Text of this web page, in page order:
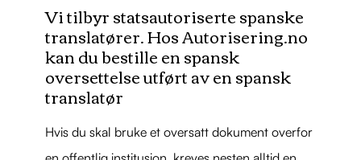
Vi tilbyr statsautoriserte spanske
translatører. Hos Autorisering.no
kan du bestille en spansk
oversettelse utført av en spansk
translatør
Hvis du skal bruke et oversatt dokument overfor